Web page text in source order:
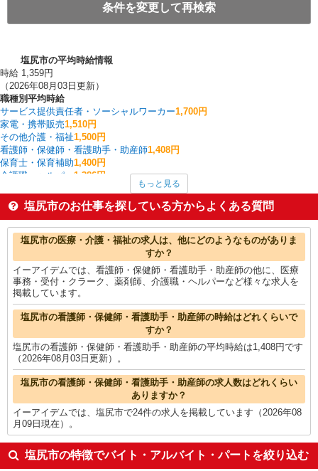
条件を変更して再検索
塩尻市の平均時給情報
時給 1,359円
（2026年08月03日更新）
職種別平均時給
サービス提供責任者・ソーシャルワーカー1,700円
家電・携帯販売1,510円
その他介護・福祉1,500円
看護師・保健師・看護助手・助産師1,408円
保育士・保育補助1,400円
介護職・ヘルパー 1,386円
その他IT・クリエイティブ1,350円
CADオペレーター・積算
1,350円
ファストフード・デリ1,317円
塩尻市の他の職種の平均時給を見る
もっと見る
塩尻市のお仕事を探している方からよくある質問
塩尻市の医療・介護・福祉の求人は、他にどのようなものがありま
すか？
イーアイデムでは、看護師・保健師・看護助手・助産師の他に、医療
事務・受付・クラーク、薬剤師、介護職・ヘルパーなど様々な求人を
掲載しています。
塩尻市の看護師・保健師・看護助手・助産師の時給はどれくらいで
すか？
塩尻市の看護師・保健師・看護助手・助産師の平均時給は1,408円です
（2026年08月03日更新）。
塩尻市の看護師・保健師・看護助手・助産師の求人数はどれくらい
ありますか？
イーアイデムでは、塩尻市で24件の求人を掲載しています（2026年08
月09日現在）。
塩尻市の特徴でバイト・アルバイト・パートを絞り込む